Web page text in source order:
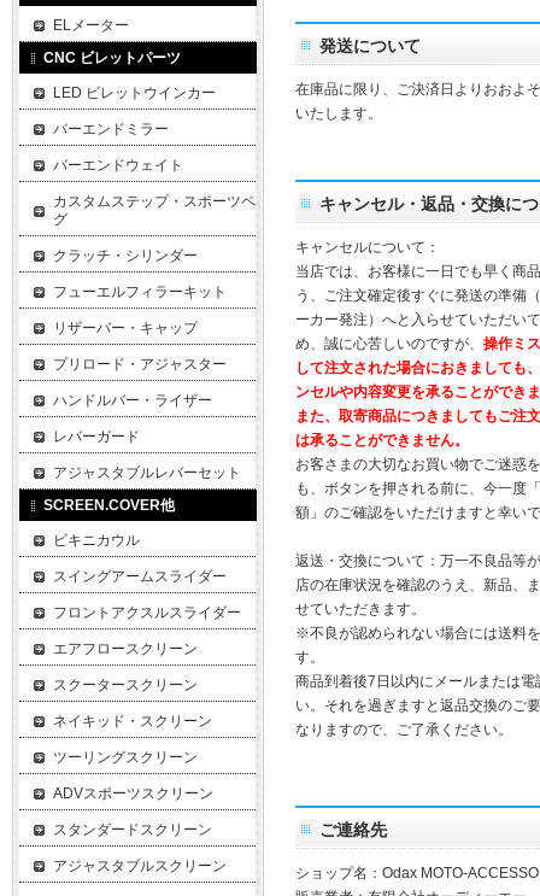
発送について
在庫品に限り、ご決済日よりおおよ
いたします。
キャンセル・返品・交換に
キャンセルについて：
当店では、お客様に一日でも早く商
う、ご注文確定後すぐに発送の準備
ーカー発注）へと入らせていただい
め、誠に心苦しいのですが、 操作ミ
して注文された場合におきましても
ンセルや内容変更を承ることができ
また、取寄商品につきましてもご注
は承ることができません。
お客さまの大切なお買い物でご迷惑
も、ボタンを押される前に、今一度
額」のご確認をいただけますと幸い
返送・交換について：万一不良品等
店の在庫状況を確認のうえ、新品、
せていただきます。
※不良が認められない場合には送料
す。
商品到着後7日以内にメールまたは
い。それを過ぎますと返品交換のご
なりますので、ご了承ください。
ご連絡先
ショップ名：Odax MOTO-
ELメーター
CNC ビレットパーツ
LED ビレットウインカー
バーエンドミラー
バーエンドウェイト
カスタムステップ・スポーツペ
グ
クラッチ・シリンダー
フューエルフィラーキット
リザーバー・キャップ
プリロード・アジャスター
ハンドルバー・ライザー
レバーガード
アジャスタブルレバーセット
SCREEN.COVER他
ビキニカウル
スイングアームスライダー
フロントアクスルスライダー
エアフロースクリーン
スクータースクリーン
ネイキッド・スクリーン
ツーリングスクリーン
ADVスポーツスクリーン
スタンダードスクリーン
アジャスタブルスクリーン